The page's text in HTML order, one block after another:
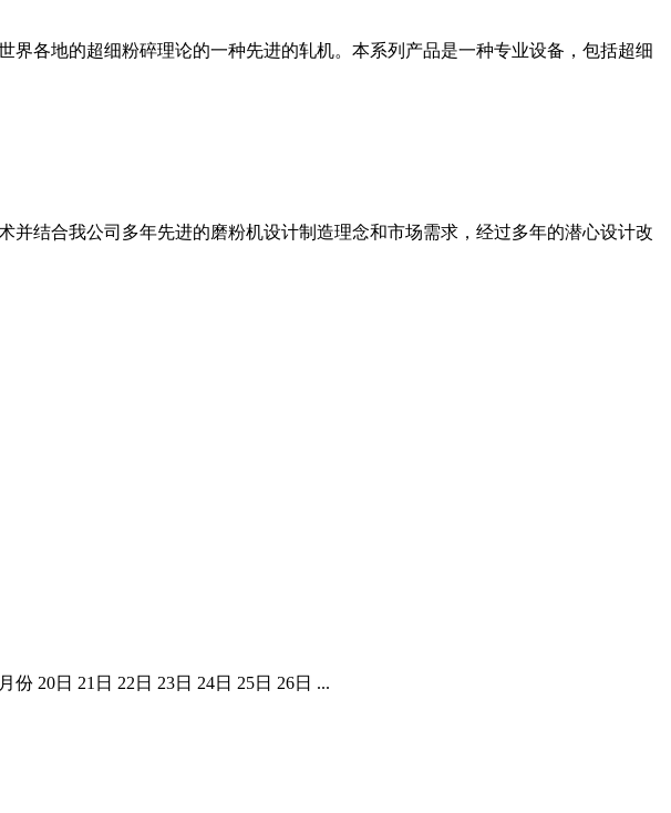
各地的超细粉碎理论的一种先进的轧机。本系列产品是一种专业设备，包括超细
结合我公司多年先进的磨粉机设计制造理念和市场需求，经过多年的潜心设计改
份 20日 21日 22日 23日 24日 25日 26日 ...